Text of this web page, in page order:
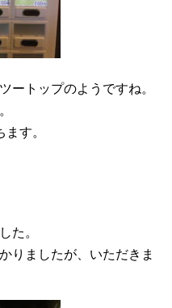
ートップのようですね。
す。
た。
りましたが、いただきま